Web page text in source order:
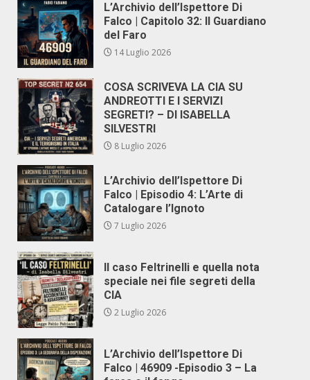
L’Archivio dell’Ispettore Di
Falco | Capitolo 32: Il Guardiano
del Faro
14 Luglio 2026
COSA SCRIVEVA LA CIA SU
ANDREOTTI E I SERVIZI
SEGRETI? – DI ISABELLA
SILVESTRI
8 Luglio 2026
L’Archivio dell’Ispettore Di
Falco | Episodio 4: L’Arte di
Catalogare l’Ignoto
7 Luglio 2026
Il caso Feltrinelli e quella nota
speciale nei file segreti della
CIA
2 Luglio 2026
L’Archivio dell’Ispettore Di
Falco | 46909 -Episodio 3 – La